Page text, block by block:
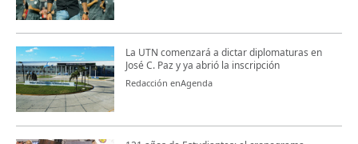
La UTN comenzará a dictar diplomaturas en
José C. Paz y ya abrió la inscripción
Redacción enAgenda